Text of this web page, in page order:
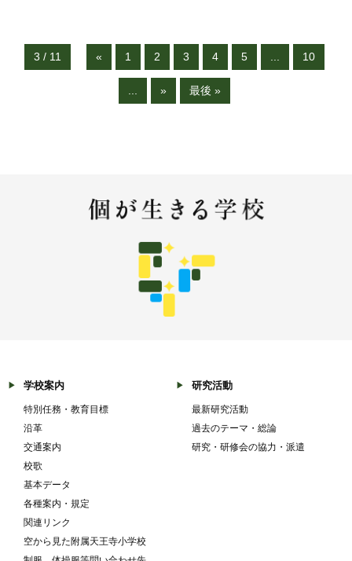
3 / 11 « 1 2 3 4 5 ... 10
... » 最後 »
学校案内
特別任務・教育目標
沿革
交通案内
校歌
基本データ
各種案内・規定
関連リンク
空から見た附属天王寺小学校
研究活動
最新研究活動
過去のテーマ・総論
研究・研修会の協力・派遣